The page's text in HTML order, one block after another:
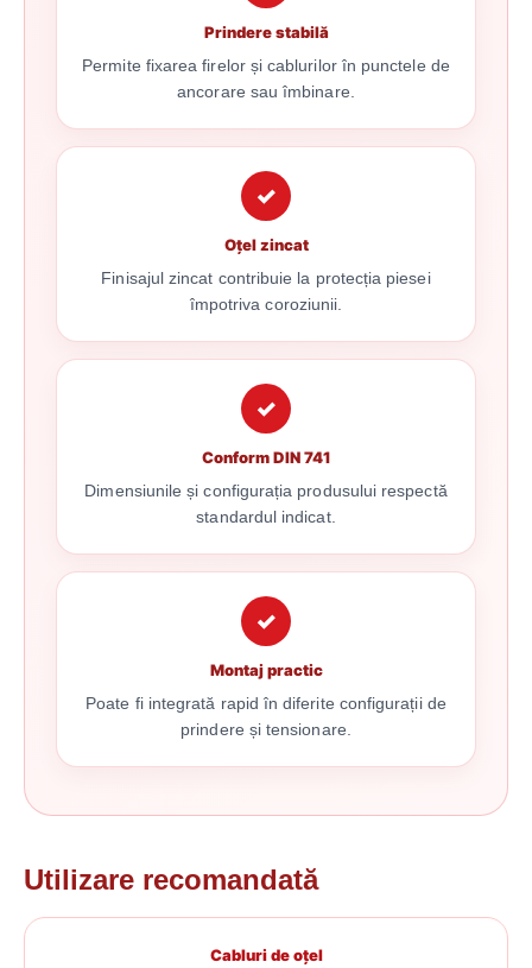
Prindere stabilă
Permite fixarea firelor și cablurilor în punctele de
ancorare sau îmbinare.
✓
Oțel zincat
Finisajul zincat contribuie la protecția piesei
împotriva coroziunii.
✓
Conform DIN 741
Dimensiunile și configurația produsului respectă
standardul indicat.
✓
Montaj practic
Poate fi integrată rapid în diferite configurații de
prindere și tensionare.
Utilizare recomandată
Cabluri de oțel